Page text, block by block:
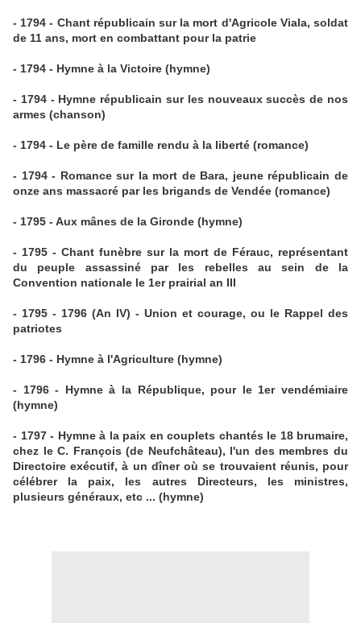
- 1794 - Chant républicain sur la mort d'Agricole Viala, soldat
de 11 ans, mort en combattant pour la patrie
- 1794 - Hymne à la Victoire (hymne)
- 1794 - Hymne républicain sur les nouveaux succès de nos
armes (chanson)
- 1794 - Le père de famille rendu à la liberté (romance)
- 1794 - Romance sur la mort de Bara, jeune républicain de
onze ans massacré par les brigands de Vendée (romance)
- 1795 - Aux mânes de la Gironde (hymne)
- 1795 - Chant funèbre sur la mort de Férauc, représentant
du peuple assassiné par les rebelles au sein de la
Convention nationale le 1er prairial an III
- 1795 - 1796 (An IV) - Union et courage, ou le Rappel des
patriotes
- 1796 - Hymne à l'Agriculture (hymne)
- 1796 - Hymne à la République, pour le 1er vendémiaire
(hymne)
- 1797 - Hymne à la paix en couplets chantés le 18 brumaire,
chez le C. François (de Neufchâteau), l'un des membres du
Directoire exécutif, à un dîner où se trouvaient réunis, pour
célébrer la paix, les autres Directeurs, les ministres,
plusieurs généraux, etc ... (hymne)